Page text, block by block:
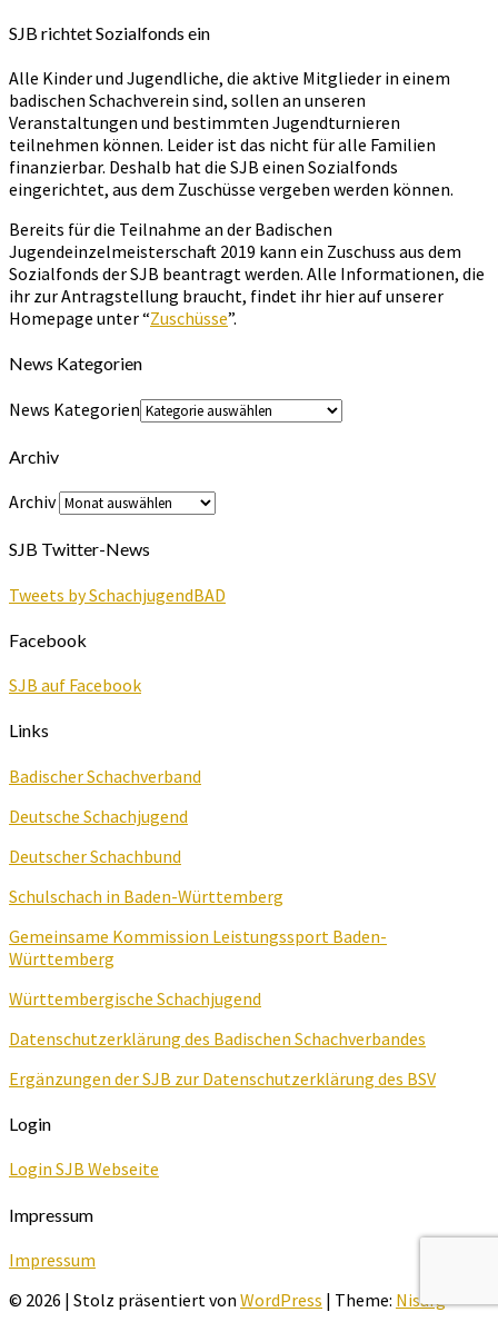
SJB richtet Sozialfonds ein
Alle Kinder und Jugendliche, die aktive Mitglieder in einem
badischen Schachverein sind, sollen an unseren
Veranstaltungen und bestimmten Jugendturnieren
teilnehmen können. Leider ist das nicht für alle Familien
finanzierbar. Deshalb hat die SJB einen Sozialfonds
eingerichtet, aus dem Zuschüsse vergeben werden können.
Bereits für die Teilnahme an der Badischen
Jugendeinzelmeisterschaft 2019 kann ein Zuschuss aus dem
Sozialfonds der SJB beantragt werden. Alle Informationen, die
ihr zur Antragstellung braucht, findet ihr hier auf unserer
Homepage unter “Zuschüsse”.
News Kategorien
News Kategorien
Archiv
Archiv
SJB Twitter-News
Tweets by SchachjugendBAD
Facebook
SJB auf Facebook
Links
Badischer Schachverband
Deutsche Schachjugend
Deutscher Schachbund
Schulschach in Baden-Württemberg
Gemeinsame Kommission Leistungssport Baden-
Württemberg
Württembergische Schachjugend
Datenschutzerklärung des Badischen Schachverbandes
Ergänzungen der SJB zur Datenschutzerklärung des BSV
Login
Login SJB Webseite
Impressum
Impressum
© 2026 | Stolz präsentiert von WordPress | Theme: Nisarg